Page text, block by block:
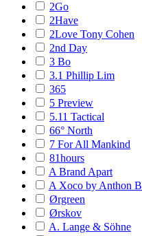
2Go
2Have
2Love Tony Cohen
2nd Day
3 Bo
3.1 Phillip Lim
365
5 Preview
5.11 Tactical
66° North
7 For All Mankind
81hours
A Brand Apart
A Xoco by Anthon
Ørgreen
Ørskov
A. Lange & Söhne